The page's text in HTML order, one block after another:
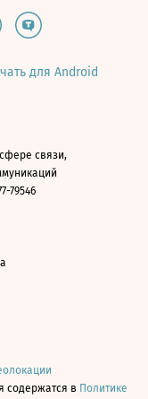
для Android
связи,
79546
содержатся в Политике